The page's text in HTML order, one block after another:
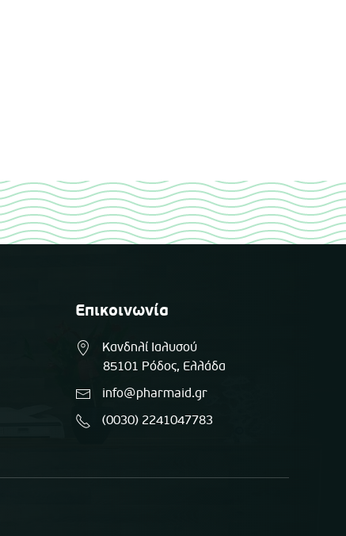
Επικοινωνία
Κανδηλί Ιαλυσού
85101 Ρόδος, Ελλάδα
info@pharmaid.gr
(0030) 2241047783